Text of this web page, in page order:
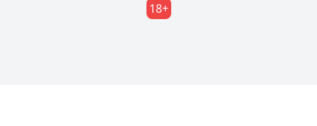
18+